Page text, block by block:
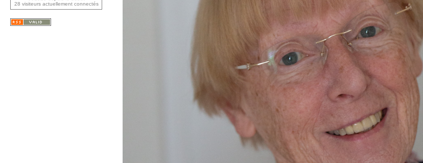
28 visiteurs actuellement connectés